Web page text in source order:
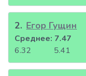
2. Егор Гущин
6.32 5.41
Среднее: 7.47